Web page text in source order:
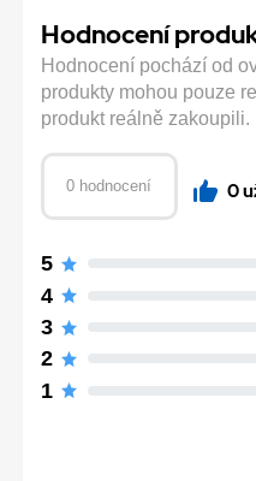
Hodnocení
Hodnocení pochází od
produkty mohou pouze
produkt reálně zakoupili.
0 hodnocení 0
5
4
3
2
1